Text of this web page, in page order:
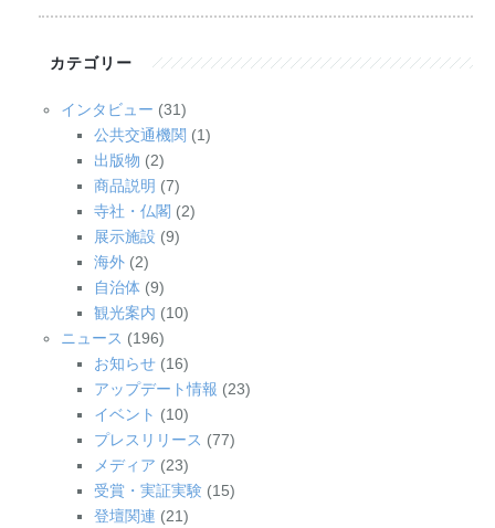
カテゴリー
インタビュー (31)
公共交通機関 (1)
出版物 (2)
商品説明 (7)
寺社・仏閣 (2)
展示施設 (9)
海外 (2)
自治体 (9)
観光案内 (10)
ニュース (196)
お知らせ (16)
アップデート情報 (23)
イベント (10)
プレスリリース (77)
メディア (23)
受賞・実証実験 (15)
登壇関連 (21)